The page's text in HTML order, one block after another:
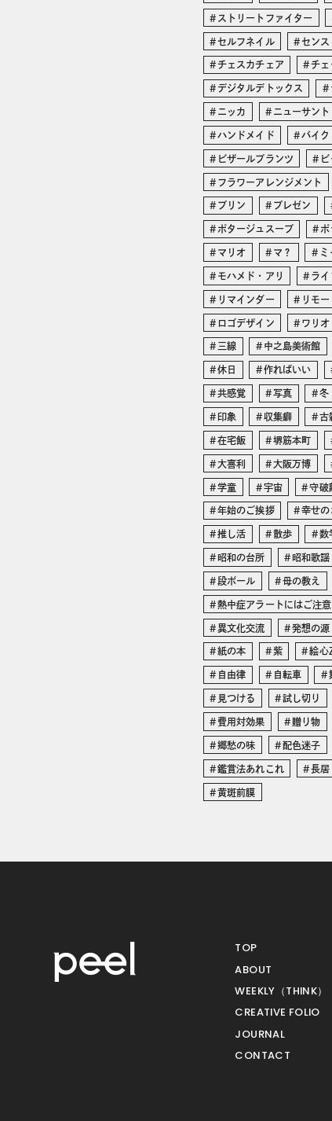
ストリートファイター
セルフネイル センス
チェスカチェア チェ
デジタルデトックス
ニッカ ニューサン
ハンドメイド バイク
ビザールプランツ
フラワーアレンジメント
プリン プレゼン
ポタージュスープ ポ
マリオ マ？ ミ
モハメド・アリ ライ
リマインダー リモ
ロゴデザイン ワリオ
三線 中之島美術館
休日 作ればいい
共感覚 写真 冬
印象 収集癖 古
在宅飯 堺筋本町
大喜利 大阪万博
学童 宇宙 守破
年始のご挨拶 幸せの
推し活 散歩 数
昭和の台所 昭和歌謡
段ボール 母の教え
熱中症アラートにはご注
異文化交流 発想の源
紙の本 紫 絵心
自由律 自転車
見つける 試し切り
費用対効果 贈り物
郷愁の味 配色迷子
鑑賞法あれこれ 長居
黄斑前膜
TOP
ABOUT
WEEKLY（THINK）
CREATIVE FOLIO
JOURNAL
CONTACT